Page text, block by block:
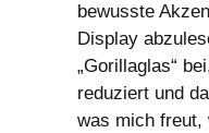
bewusste
Display
„Gorillaglas“
reduziert und
was mich freut,